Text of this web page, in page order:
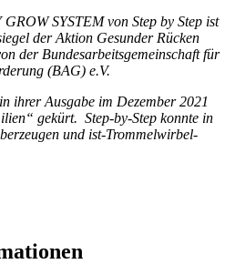
SYSTEM von Step by Step ist
der Aktion Gesunder Rücken
der Bundesarbeitsgemeinschaft für
(BAG) e.V.
ihrer Ausgabe im Dezember 2021
gekürt. Step-by-Step konnte in
und ist-Trommelwirbel-